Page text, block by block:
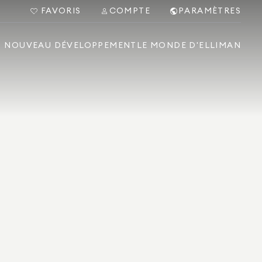
FAVORIS COMPTE PARAMÈTRES
NOUVEAU DÉVELOPPEMENT LE MONDE D'ELLIMAN